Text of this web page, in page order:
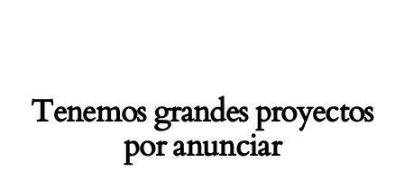
Tenemos grandes proyectos
por anunciar